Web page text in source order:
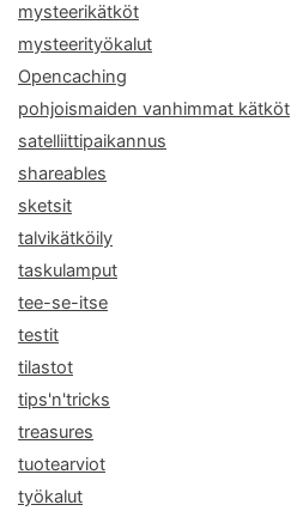
mysteerikätköt
mysteerityökalut
Opencaching
pohjoismaiden vanhimmat kätköt
satelliittipaikannus
shareables
sketsit
talvikätköily
taskulamput
tee-se-itse
testit
tilastot
tips'n'tricks
treasures
tuotearviot
työkalut